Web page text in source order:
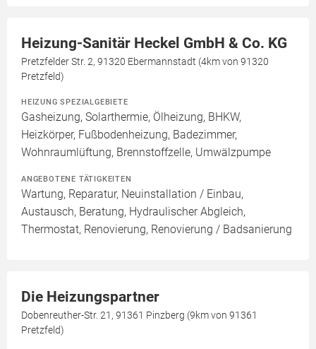
Heizung-Sanitär Heckel GmbH & Co. KG
Pretzfelder Str. 2, 91320 Ebermannstadt (4km von 91320
Pretzfeld)
HEIZUNG SPEZIALGEBIETE
Gasheizung, Solarthermie, Ölheizung, BHKW,
Heizkörper, Fußbodenheizung, Badezimmer,
Wohnraumlüftung, Brennstoffzelle, Umwälzpumpe
ANGEBOTENE TÄTIGKEITEN
Wartung, Reparatur, Neuinstallation / Einbau,
Austausch, Beratung, Hydraulischer Abgleich,
Thermostat, Renovierung, Renovierung / Badsanierung
Die Heizungspartner
Dobenreuther-Str. 21, 91361 Pinzberg (9km von 91361
Pretzfeld)